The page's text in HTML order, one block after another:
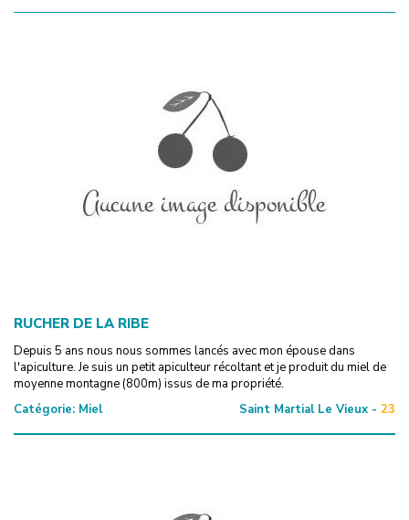
RUCHER DE LA RIBE
Depuis 5 ans nous nous sommes lancés avec mon épouse dans
l'apiculture. Je suis un petit apiculteur récoltant et je produit du miel de
moyenne montagne (800m) issus de ma propriété.
Catégorie: Miel Saint Martial Le Vieux - 23